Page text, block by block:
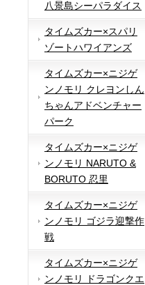
八景島シーパラダイス
タイムズカー×スパリ
ゾートハワイアンズ
タイムズカー×ニジゲ
ンノモリ クレヨンしん
ちゃんアドベンチャー
パーク
タイムズカー×ニジゲ
ンノモリ NARUTO &
BORUTO 忍里
タイムズカー×ニジゲ
ンノモリ ゴジラ迎撃作
戦
タイムズカー×ニジゲ
ンノモリ ドラゴンクエ